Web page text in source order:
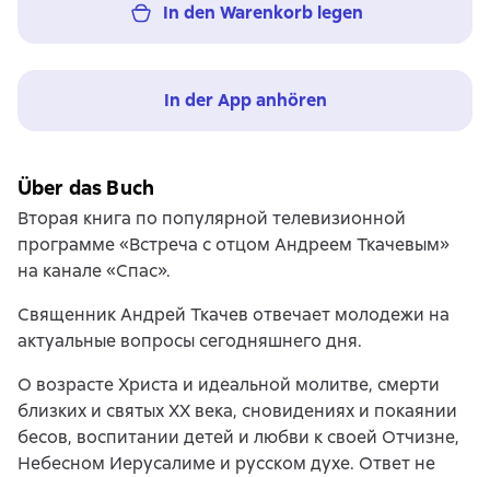
In den Warenkorb legen
In der App anhören
Über das Buch
Вторая книга по популярной телевизионной
программе «Встреча с отцом Андреем Ткачевым»
на канале «Спас».
Священник Андрей Ткачев отвечает молодежи на
актуальные вопросы сегодняшнего дня.
О возрасте Христа и идеальной молитве, смерти
близких и святых ХХ века, сновидениях и покаянии
бесов, воспитании детей и любви к своей Отчизне,
Небесном Иерусалиме и русском духе. Ответ не